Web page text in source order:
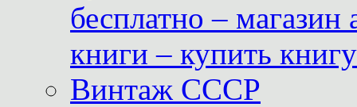
бесплатно –
книги – купить
Винтаж СССР